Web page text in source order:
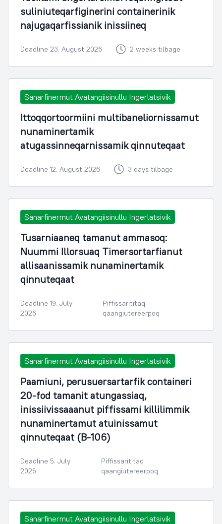
suliniuteqarfiginerini containerinik
najugaqarfissianik inissiineq
Deadline 23. August 2026 2 weeks tilbage
Sanarfinermut Avatangiisinullu Ingerlatsivik
Ittoqqortoormiini multibaneliornissamut
nunaminertamik
atugassinneqarnissamik qinnuteqaat
Deadline 12. August 2026 3 days tilbage
Sanarfinermut Avatangiisinullu Ingerlatsivik
Tusarniaaneq tamanut ammasoq:
Nuummi Illorsuaq Timersortarfianut
allisaanissamik nunaminertamik
qinnuteqaat
Deadline 19. July
2026
Piffissarititaq
qaangiutereerpoq
Sanarfinermut Avatangiisinullu Ingerlatsivik
Paamiuni, perusuersartarfik containeri
20-fod tamanit atungassiaq,
inissiivissaaanut piffissami killilimmik
nunaminertamut atuinissamut
qinnuteqaat (B-106)
Deadline 5. July
2026
Piffissarititaq
qaangiutereerpoq
Sanarfinermut Avatangiisinullu Ingerlatsivik